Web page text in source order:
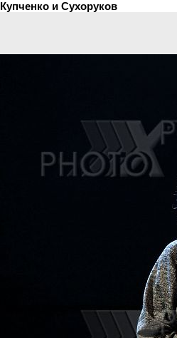
Купченко и Сухоруков